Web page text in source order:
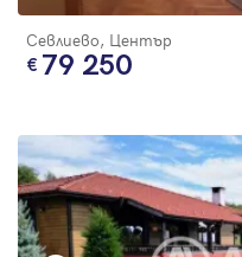
Севлиево, Център
79 250